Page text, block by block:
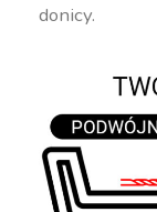
donicy.